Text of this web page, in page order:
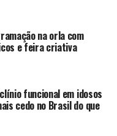
na orla com
e feira criativa
funcional em idosos
cedo no Brasil do que